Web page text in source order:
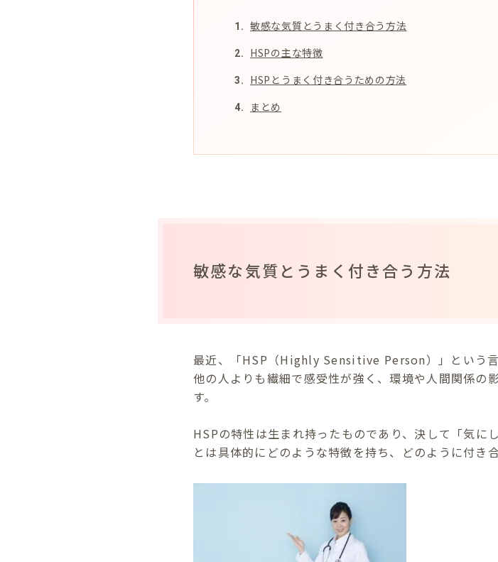
敏感な気質とうまく付き合う方法
HSPの主な特徴
HSPとうまく付き合うための方法
まとめ
敏感な気質とうまく付き合う方法
最近、「HSP（Highly Sensitive Person）」という言
他の人よりも繊細で感受性が強く、環境や人間関係の
す。
HSPの特性は生まれ持ったものであり、決して「気に
とは具体的にどのような特徴を持ち、どのように付き